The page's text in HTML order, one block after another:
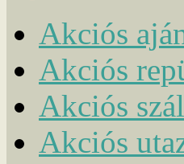
Akciós
Akciós
Akciós
Akciós